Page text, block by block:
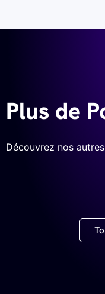
Plus de
Découvrez nos